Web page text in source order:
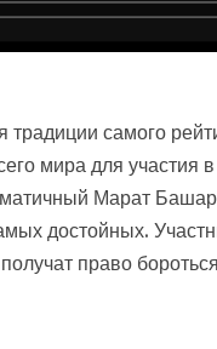
самого
мира для
Марат
достойных.
право